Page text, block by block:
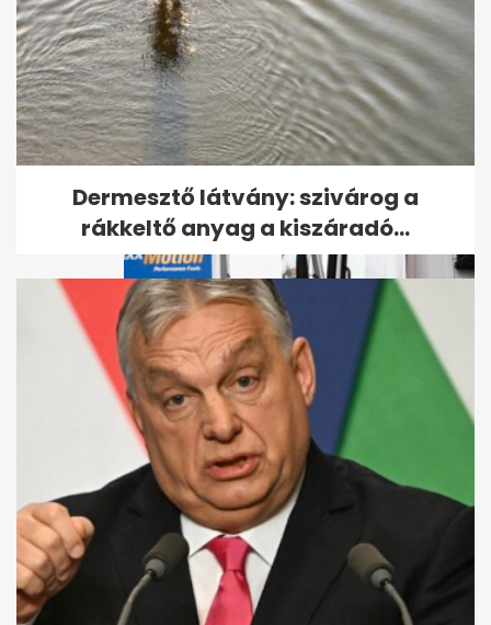
Kiderült, hogyan végzett
gyilkosa a Budapesten eltűnt
amerikai...
Egy hétig országos rendőrségi
ellenőrzést tartanak a
közutakon
Dermesztő látvány: szivárog a
rákkeltő anyag a kiszáradó...